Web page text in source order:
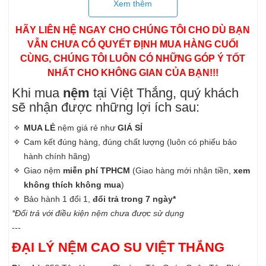
Tặng 1 drap cotton Thắng Lợi
Vì Sao Khách Hàng Tin DùngNệm Cao
Su Đồng Phú?
Nệm Cao Su Thiên Nhiên Đồng Phú DORUFOAM
trên dây chuyền công nghệ được chuyển giao từ Malaysia
với các máy móc hiện đại được nhập khẩu từ Đức Với quy
trình sản xuất khép kín từ khâu chọn giống- trồng trọt – khai
thác – chế biến mủ ly tâm từ Công Ty Cổ Phần
Đồng Phú– công ty mẹ và cho ra các sản phẩm nệm- gối
DORUFOAMtừ Công Ty Cổ Phần Cao Su Kỹ Thuật Đồng
Phú – công ty con đảm bảo luôn mang đến chất lượng tốt
nhất và sự an tòan tuyệt đối cho người tiêu dùng.
Sản phẩm được sản xuất từ 100% cao su thiên nhiên.
Các sản phẩm nệm - gối với cấu trúc từ hàng triệu bọt khí li ti
tư thế ổn định và không đau lưng, nhẹ nhàng ru êm giấc ngủ
Xem thêm
HÃY LIÊN HỆ NGAY CHO CHÚNG TÔI CHO DÙ BẠN
VẪN CHƯA CÓ QUYẾT ĐỊNH MUA HÀNG CUỐI
CÙNG, CHÚNG TÔI LUÔN CÓ NHỮNG GÓP Ý TỐT
NHẤT CHO KHÔNG GIAN CỦA BẠN!!!
Khi mua nệm tại Việt Thắng, quý khách
sẽ nhận được những lợi ích sau:
MUA LẺ nệm giá rẻ nhưGIÁ SỈ
Cam kết đúng hàng, đúng chất lượng (luôn có phiếu bảo
hành chính hãng)
Giao nệm miễn phí TPHCM (Giao hàng mới nhận tiền,xem
không thích không mua)
Bảo hành 1 đổi 1,đổi trả trong 7 ngày*
*Đổi trả với điều kiện nệm chưa được sử dụng
---
ĐẠI LÝ NỆM CAO SU VIỆT THẮNG